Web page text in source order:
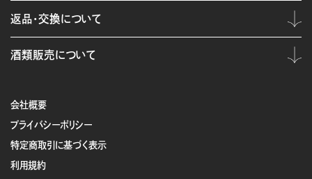
会社概要
プライバシーポリシー
特定商取引に基づく表示
利用規約
返品・交換について
酒類販売について